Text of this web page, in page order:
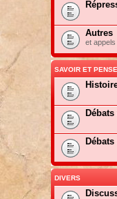
Autres
et appels
SAVOIR ET
DIVERS